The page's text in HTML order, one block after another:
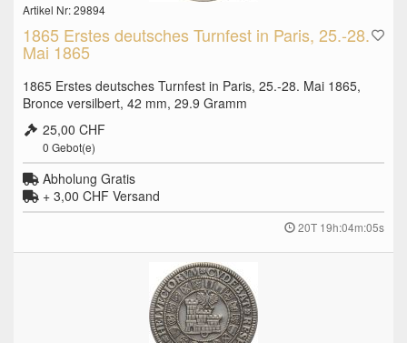
Artikel Nr: 29894
1865 Erstes deutsches Turnfest in Paris, 25.-28.
Mai 1865
1865 Erstes deutsches Turnfest in Paris, 25.-28. Mai 1865,
Bronce versilbert, 42 mm, 29.9 Gramm
25,00 CHF
0 Gebot(e)
Abholung Gratis
+ 3,00 CHF Versand
20T 19h:04m:04s